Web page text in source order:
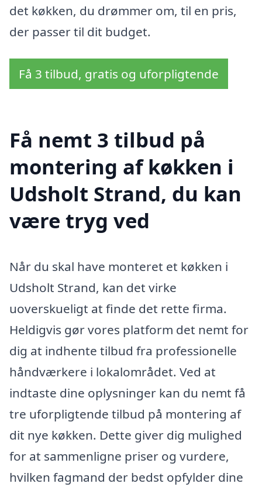
det køkken, du drømmer om, til en pris,
der passer til dit budget.
Få 3 tilbud, gratis og uforpligtende
Få nemt 3 tilbud på
montering af køkken i
Udsholt Strand, du kan
være tryg ved
Når du skal have monteret et køkken i
Udsholt Strand, kan det virke
uoverskueligt at finde det rette firma.
Heldigvis gør vores platform det nemt for
dig at indhente tilbud fra professionelle
håndværkere i lokalområdet. Ved at
indtaste dine oplysninger kan du nemt få
tre uforpligtende tilbud på montering af
dit nye køkken. Dette giver dig mulighed
for at sammenligne priser og vurdere,
hvilken fagmand der bedst opfylder dine